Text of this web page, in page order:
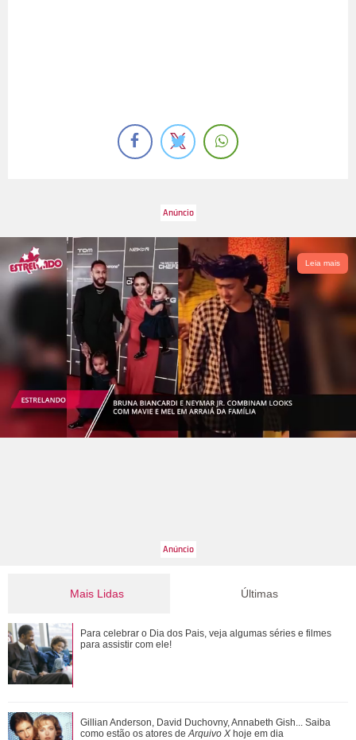
Leia mais
Mais Lidas
Adriana manda Iuri procurar o anel de Arthur. Veja o resumo
dos capítulos de Quem Ama Cuida
Gulnaz muda de ideia sobre Omer e o convida para um chá.
Veja o resumo dos capítulos de Cor...
Últimas
Para celebrar o Dia dos Pais, veja algumas séries e filmes
para assistir com ele!
Gillian Anderson, David Duchovny, Annabeth Gish... Saiba
como estão os atores de Arquivo X hoje em dia